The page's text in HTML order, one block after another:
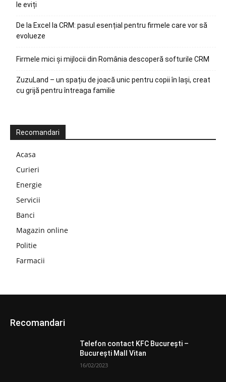
le eviți
De la Excel la CRM: pasul esențial pentru firmele care vor să
evolueze
Firmele mici și mijlocii din România descoperă softurile CRM
ZuzuLand – un spațiu de joacă unic pentru copii în Iași, creat
cu grijă pentru întreaga familie
Recomandari
Acasa
Curieri
Energie
Servicii
Banci
Magazin online
Politie
Farmacii
Recomandari
Telefon contact KFC București –
București Mall Vitan
16/02/2023